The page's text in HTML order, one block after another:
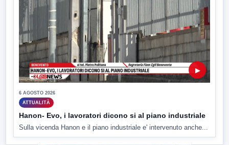
▶
6 AGOSTO 2026
ATTUALITÀ
Hanon- Evo, i lavoratori dicono si al piano industriale
Sulla vicenda Hanon e il piano industriale e' intervenuto anche...